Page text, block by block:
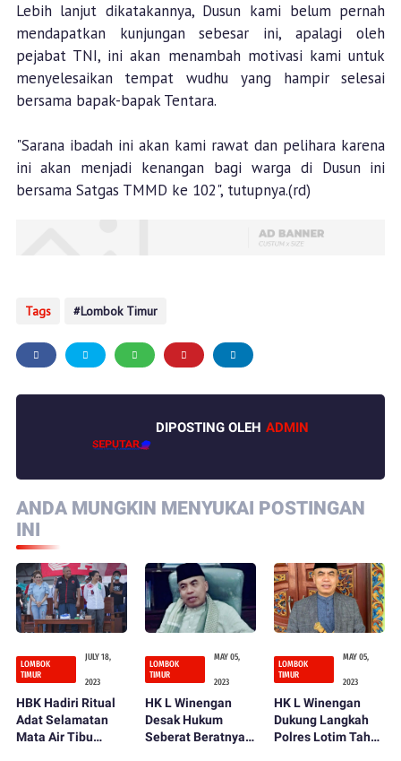
Lebih lanjut dikatakannya, Dusun kami belum pernah
mendapatkan kunjungan sebesar ini, apalagi oleh
pejabat TNI, ini akan menambah motivasi kami untuk
menyelesaikan tempat wudhu yang hampir selesai
bersama bapak-bapak Tentara.
"Sarana ibadah ini akan kami rawat dan pelihara karena
ini akan menjadi kenangan bagi warga di Dusun ini
bersama Satgas TMMD ke 102", tutupnya.(rd)
Tags Lombok Timur
DIPOSTING OLEH ADMIN
ANDA MUNGKIN MENYUKAI POSTINGAN
INI
LOMBOK
TIMUR
JULY 18,
2023
HBK Hadiri Ritual
Adat Selamatan
Mata Air Tibu
LOMBOK
TIMUR
MAY 05,
2023
HK L Winengan
Desak Hukum
Seberat Beratnya
LOMBOK
TIMUR
MAY 05,
2023
HK L Winengan
Dukung Langkah
Polres Lotim Tahan